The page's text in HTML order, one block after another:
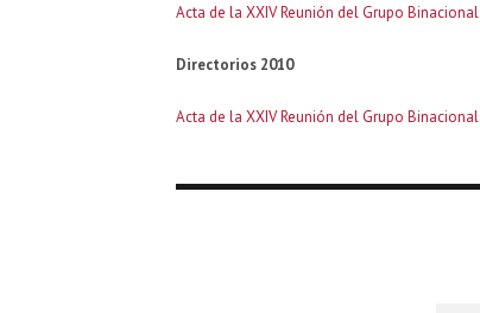
Acta de la XXIV Reunión del Grupo
Directorios 2010
Acta de la XXIV Reunión del Grupo